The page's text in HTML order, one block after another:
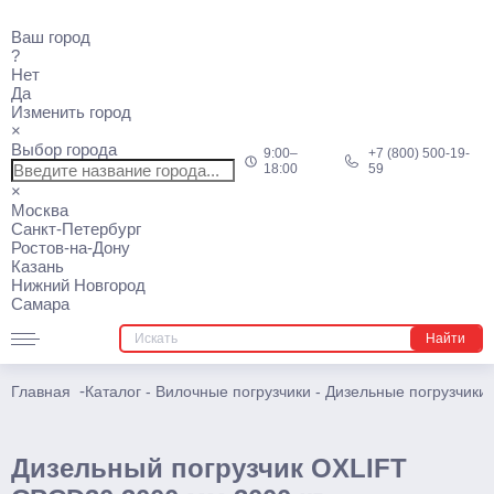
Ваш город
?
Нет
Да
Изменить город
×
Выбор города
×
Москва
Санкт-Петербург
Ростов-на-Дону
Казань
Нижний Новгород
Самара
9:00–
18:00
+7 (800) 500-19-
59
Найти
Главная -Каталог - Вилочные погрузчики - Дизельные погрузчики
Дизельный погрузчик OXLIFT
Мини
Электрические
Многоходовые
Узкопроходные штабелеры
Подъемники
Телескопические
Несамоходные
Самоходные
Поводковые
Ручные